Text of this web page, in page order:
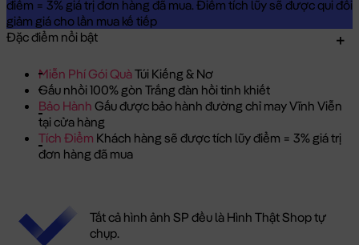
điểm = 3% giá trị đơn hàng đã mua. Điểm tích lũy sẽ được qui đổi
giảm giá cho lần mua kế tiếp
Đặc điểm nổi bật
Miễn Phí Gói QuàTúi Kiếng & Nơ
Gấu nhồi 100% gòn Trắng đàn hồi tinh khiết
Bảo Hành Gấu được bảo hành đường chỉ may Vĩnh Viễn
tại cửa hàng
Tích Điểm Khách hàng sẽ được tích lũy điểm = 3% giá trị
đơn hàng đã mua
Tất cả hình ảnh SP đều là Hình Thật Shop tự
chụp.